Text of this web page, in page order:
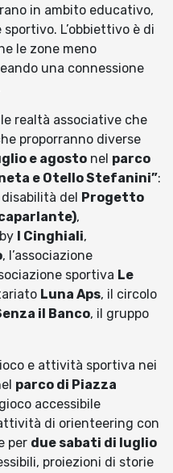
in ambito educativo,
L’obbiettivo è di
le zone meno
una connessione
realtà associative che
proporranno diverse
e agosto nel parco
e Otello Stefanini”:
del Progetto
,
I Cinghiali,
, l’associazione
sportiva Le
Luna Aps, il circolo
il Banco, il gruppo
e attività sportiva nei
parco di Piazza
accessibile
di orienteering con
per due sabati di luglio
proiezioni di storie